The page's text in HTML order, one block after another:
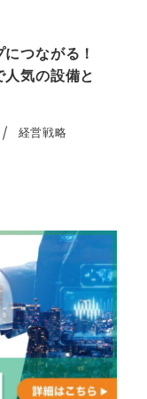
つながる！
人気の設備と
経営戦略